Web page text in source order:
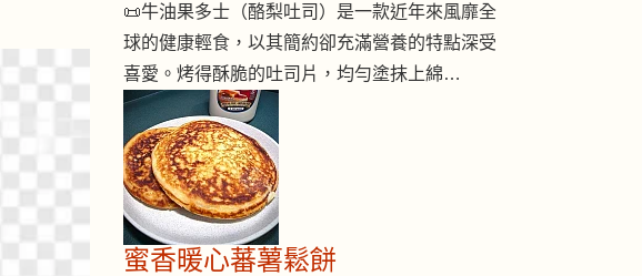
📜牛油果多士（酪梨吐司）是一款近年來風靡全
球的健康輕食，以其簡約卻充滿營養的特點深受
喜愛。烤得酥脆的吐司片，均勻塗抹上綿…
蜜香暖心蕃薯鬆餅